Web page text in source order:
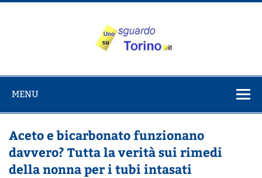
Salta
su Torino
MENU
Aceto e bicarbonato funzionano
davvero? Tutta la verità sui rimedi
della nonna per i tubi intasati